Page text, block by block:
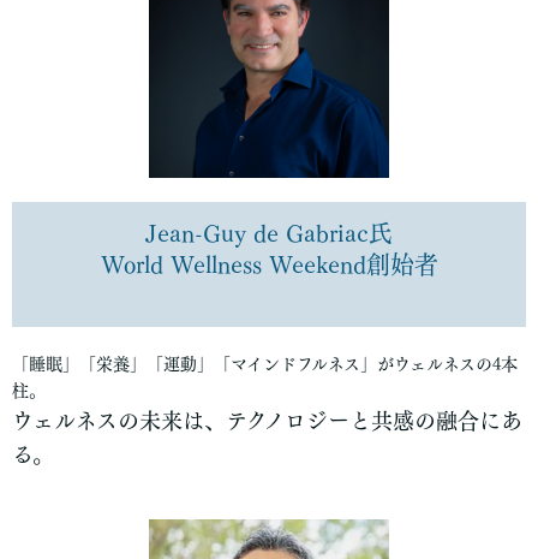
Jean-Guy de Gabriac氏
World Wellness Weekend創始者
「睡眠」「栄養」「運動」「マインドフルネス」がウェルネスの4本
柱。
ウェルネスの未来は、テクノロジーと共感の融合にあ
る。